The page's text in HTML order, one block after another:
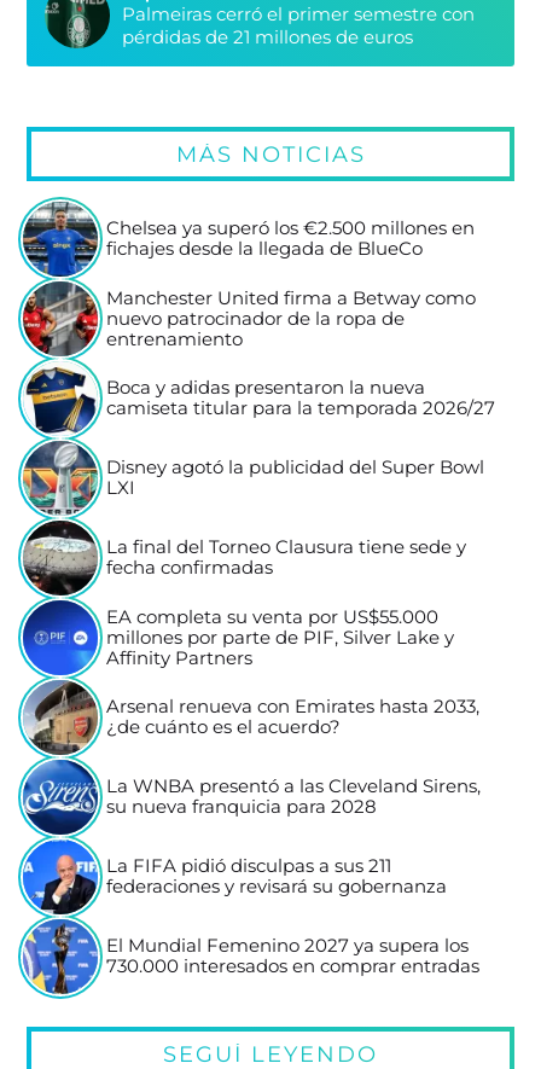
Palmeiras cerró el primer semestre con
pérdidas de 21 millones de euros
MÁS NOTICIAS
Chelsea ya superó los €2.500 millones en
fichajes desde la llegada de BlueCo
Manchester United firma a Betway como
nuevo patrocinador de la ropa de
entrenamiento
Boca y adidas presentaron la nueva
camiseta titular para la temporada 2026/27
Disney agotó la publicidad del Super Bowl
LXI
La final del Torneo Clausura tiene sede y
fecha confirmadas
EA completa su venta por US$55.000
millones por parte de PIF, Silver Lake y
Affinity Partners
Arsenal renueva con Emirates hasta 2033,
¿de cuánto es el acuerdo?
La WNBA presentó a las Cleveland Sirens,
su nueva franquicia para 2028
La FIFA pidió disculpas a sus 211
federaciones y revisará su gobernanza
El Mundial Femenino 2027 ya supera los
730.000 interesados en comprar entradas
SEGUÍ LEYENDO